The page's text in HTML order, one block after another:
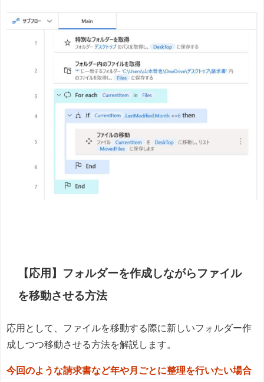
【応用】フォルダーを作成しながらファイル
を移動させる方法
応用として、ファイルを移動する際に新しいフォルダー作
成しつつ移動させる方法を解説します。
今回のような請求書など年や月ごとに整理を行いたい場合